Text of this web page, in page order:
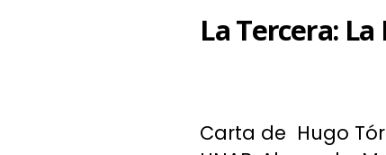
La Tercera:
Carta de Hugo